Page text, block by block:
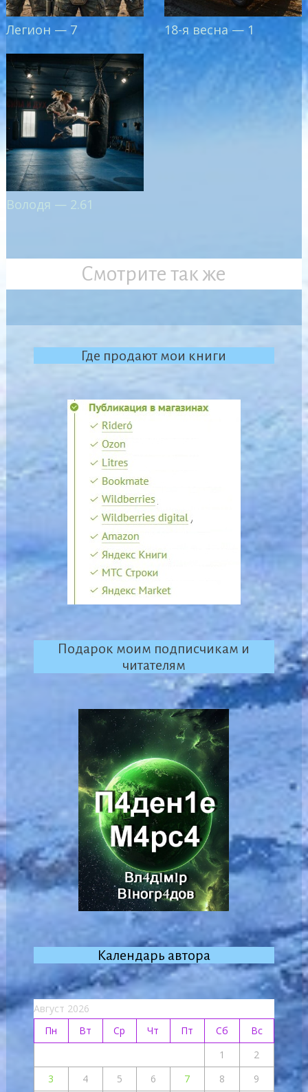
Легион — 7 18-я весна — 1
Володя — 2.61
Смотрите так же
Где продают мои книги
Подарок моим подписчикам и
читателям
Календарь автора
Август 2026
Пн
Вт Ср Чт Пт Сб
Вс
1
2
3
4 5 6 7 8 9